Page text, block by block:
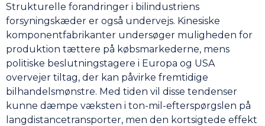
Strukturelle forandringer i bilindustriens
forsyningskæder er også undervejs. Kinesiske
komponentfabrikanter undersøger muligheden for
produktion tættere på købsmarkederne, mens
politiske beslutningstagere i Europa og USA
overvejer tiltag, der kan påvirke fremtidige
bilhandelsmønstre. Med tiden vil disse tendenser
kunne dæmpe væksten i ton-mil-efterspørgslen på
langdistancetransporter, men den kortsigtede effekt